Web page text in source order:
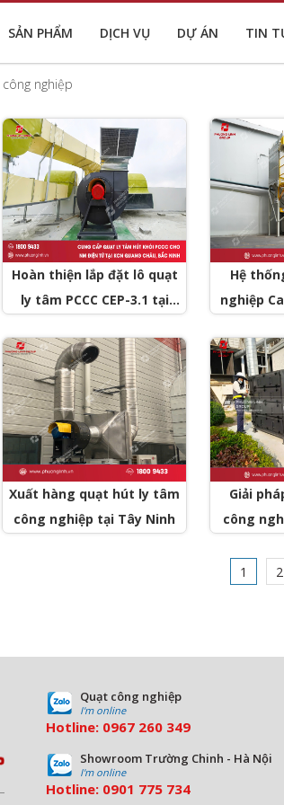
SẢN PHẨM DỊCH VỤ DỰ ÁN TIN
nghiệp
Hoàn thiện lắp đặt lô quạt
ly tâm PCCC CEP-3.1 tại
Quang Châu - Bắc Ninh
Hệ
nghiệp
Xuất hàng quạt hút ly tâm
công nghiệp tại Tây Ninh
Giải
công
1 2
Quạt công nghiệp
I'm online
Hotline: 0967 260 349
Showroom Trường Chinh - Hà Nội
I'm online
Hotline: 0901 775 734